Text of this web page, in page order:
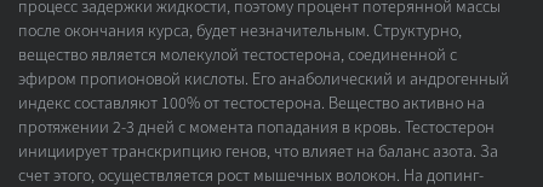
процесс задержки жидкости, поэтому процент потерянной массы
после окончания курса, будет незначительным. Структурно,
вещество является молекулой тестостерона, соединенной с
эфиром пропионовой кислоты. Его анаболический и андрогенный
индекс составляют 100% от тестостерона. Вещество активно на
протяжении 2-3 дней с момента попадания в кровь. Тестостерон
инициирует транскрипцию генов, что влияет на баланс азота. За
счет этого, осуществляется рост мышечных волокон. На допинг-